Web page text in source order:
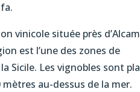
vinicole située près
est l’une des zones de
Sicile. Les vignobles sont
au-dessus de la mer.